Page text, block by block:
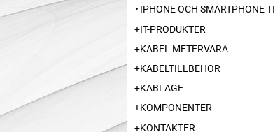
IPHONE OCH SMARTPHONE TILLBEHÖR
IT-PRODUKTER
KABEL METERVARA
KABELTILLBEHÖR
KABLAGE
KOMPONENTER
KONTAKTER